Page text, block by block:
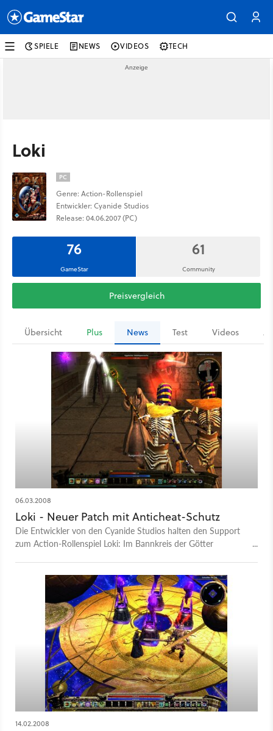
SPIELE NEWS VIDEOS TECH
Loki
PC
Genre: Action-Rollenspiel
Entwickler: Cyanide Studios
Release: 04.06.2007 (PC)
76
GameStar
61
Community
Preisvergleich
Übersicht Plus News Test Videos
06.03.2008
Loki - Neuer Patch mit Anticheat-Schutz
Die Entwickler von den Cyanide Studios halten den Support
zum Action-Rollenspiel Loki: Im Bannkreis der Götter
anderem einen Crash-Bug, der bei der Verwendung der Alt +
Tab-Tastenkombination auftreten kann. Zudem wurde ein
Anticheat-Schutz eingebaut, der Spieler mit aktivierten
Modifikationen von der Ladder ausschließt beziehungsweise
als "nicht klassifiziert" deklariert.
14.02.2008